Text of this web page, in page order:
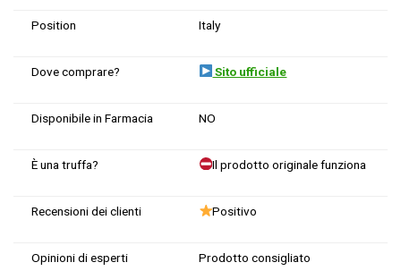
Position Italy
Dove comprare? Sito ufficiale
Disponibile in Farmacia NO
È una truffa? Il prodotto originale funziona
Recensioni dei clienti Positivo
Opinioni di esperti Prodotto consigliato